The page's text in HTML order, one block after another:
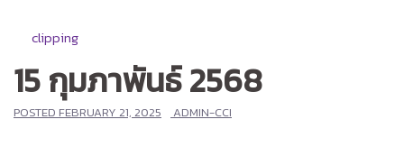
clipping
15 กุมภาพันธ์ 2568
POSTED FEBRUARY 21, 2025 ADMIN-CCI